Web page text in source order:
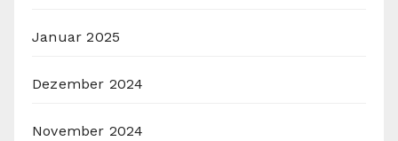
Januar 2025
Dezember 2024
November 2024